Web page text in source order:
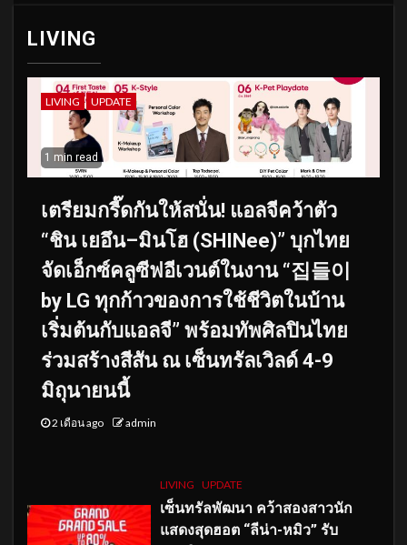
LIVING
LIVING UPDATE
1 min read
เตรียมกรี๊ดกันให้สนั่น! แอลจีคว้าตัว
“ชิน เยอึน–มินโฮ (SHINee)” บุกไทย
จัดเอ็กซ์คลูซีฟอีเวนต์ในงาน “집들이
by LG ทุกก้าวของการใช้ชีวิตในบ้าน
เริ่มต้นกับแอลจี” พร้อมทัพศิลปินไทย
ร่วมสร้างสีสัน ณ เซ็นทรัลเวิลด์ 4-9
มิถุนายนนี้
2 เดือน ago admin
LIVING UPDATE
เซ็นทรัลพัฒนา คว้าสองสาวนัก
แสดงสุดฮอต “ลีน่า-หมิว” รับ